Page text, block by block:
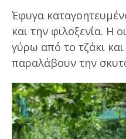
Έφυγα
και την φιλοξενία. Η
γύρω από το τζάκι και
παραλάβουν την